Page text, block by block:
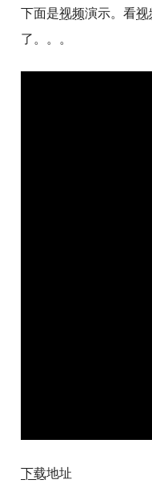
下面是视频演示。看视
了。。。
下载地址